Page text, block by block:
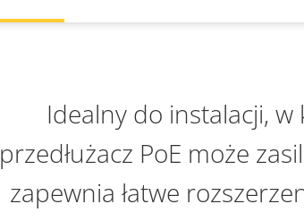
Idealny do instalacji,
przedłużacz PoE może
zapewnia łatwe